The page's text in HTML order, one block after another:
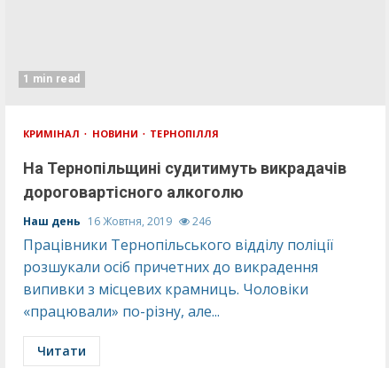
1 min read
КРИМІНАЛ НОВИНИ ТЕРНОПІЛЛЯ
На Тернопільщині судитимуть викрадачів
дороговартісного алкоголю
Наш день 16 Жовтня, 2019 246
Працівники Тернопільського відділу поліції
розшукали осіб причетних до викрадення
випивки з місцевих крамниць. Чоловіки
«працювали» по-різну, але...
Читати